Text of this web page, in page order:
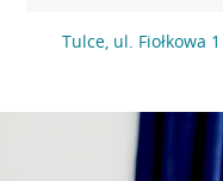
Tulce, ul. Fiołkowa 1